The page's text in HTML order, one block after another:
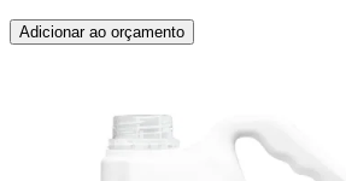
Adicionar ao orçamento